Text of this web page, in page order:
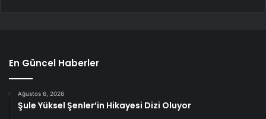
En Güncel Haberler
Ağustos 6, 2026
Şule Yüksel Şenler’in Hikayesi Dizi Oluyor